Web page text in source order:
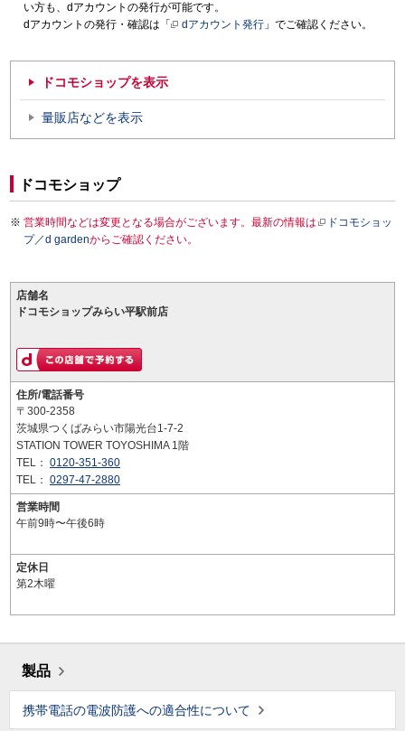
い方も、dアカウントの発行が可能です。
dアカウントの発行・確認は「
dアカウント発行 」でご確認ください。
ドコモショップを表示
量販店などを表示
ドコモショップ
営業時間などは変更となる場合がございます。最新の情報は
ドコモショッ
プ／d gardenからご確認ください。
店舗名
ドコモショップみらい平駅前店
住所/電話番号
〒300-2358
茨城県つくばみらい市陽光台1-7-2
STATION TOWER TOYOSHIMA 1階
TEL： 0120-351-360
TEL： 0297-47-2880
営業時間
午前9時〜午後6時
定休日
第2木曜
製品
携帯電話の電波防護への適合性について